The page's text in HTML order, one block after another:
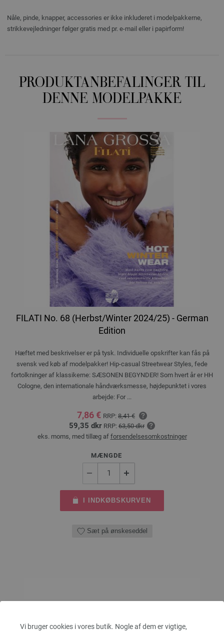
Vi bruger cookies i vores butik. Nogle af dem er vigtige,
Nåle, pinde, knapper, accessories er ikke inkluderet i modelpakkerne,
strikkevejledninger følger gratis med pr. e-mail eller i papirform!
PRODUKTANBEFALINGER TIL
DENNE MODELPAKKE
FILATI No. 68 (Herbst/Winter 2024/25) - German
Edition
Hæftet med beskrivelser er på tysk. Individuelle opskrifter kan fås på
svensk ved køb af modelpakker! Hip-casual Streetwear Styles, fede
fortolkninger af klassikerne: SÆSONEN BEGYNDER! Som hvert år er HH
Cologne, den internationale håndværksmesse, højdepunktet i vores
arbejde: For ...
7,86 € RRP: 8,41 €
59,35 dkr RRP: 63,50 dkr
eks. moms, med tillæg af forsendelsesomkostninger
MÆNGDE
I INDKØBSKURVEN
Sæt på ønskeseddel